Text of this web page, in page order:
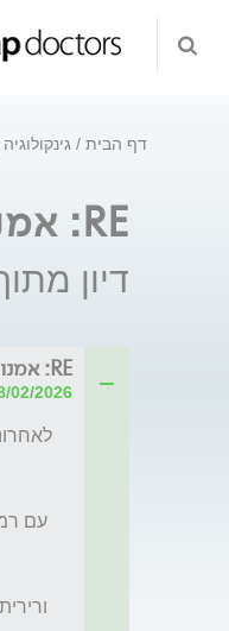
דף הבית גינקולוגיה
RE: אמנוריאה שניונית אל וסת
דיון
RE: אמנוריאה שניונית אל וסת
28/02/2026 | 14:39 |